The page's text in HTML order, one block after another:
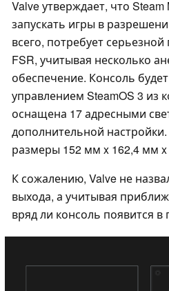
Valve утверждает, что
запускать игры в
всего, потребует
FSR, учитывая несколько
обеспечение. Консоль
управлением SteamOS 3 из
оснащена 17 адресными
дополнительной
размеры 152 мм x 162,4 мм x
К сожалению, Valve не
выхода, а учитывая
вряд ли консоль появится в